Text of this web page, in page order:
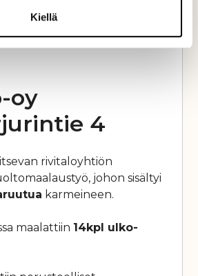
Kiellä
oy
4
rivitaloyhtiön
johon sisältyi
karmeineen.
maalattiin 14kpl ulko-